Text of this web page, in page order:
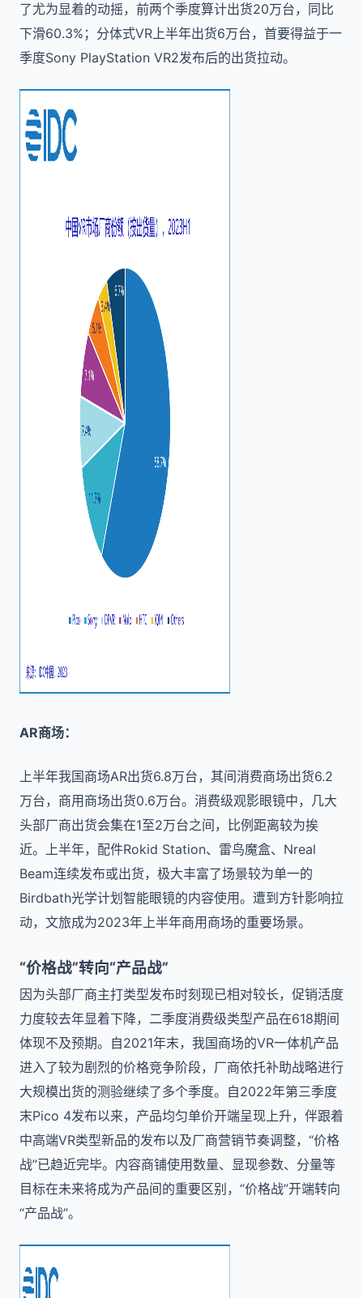
了尤为显着的动摇，前两个季度算计出货20万台，同比
下滑60.3%；分体式VR上半年出货6万台，首要得益于一
季度Sony PlayStation VR2发布后的出货拉动。
AR商场：
上半年我国商场AR出货6.8万台，其间消费商场出货6.2
万台，商用商场出货0.6万台。消费级观影眼镜中，几大
头部厂商出货会集在1至2万台之间，比例距离较为挨
近。上半年，配件Rokid Station、雷鸟魔盒、Nreal
Beam连续发布或出货，极大丰富了场景较为单一的
Birdbath光学计划智能眼镜的内容使用。遭到方针影响拉
动，文旅成为2023年上半年商用商场的重要场景。
“价格战”转向“产品战”
因为头部厂商主打类型发布时刻现已相对较长，促销活度
力度较去年显着下降，二季度消费级类型产品在618期间
体现不及预期。自2021年末，我国商场的VR一体机产品
进入了较为剧烈的价格竞争阶段，厂商依托补助战略进行
大规模出货的测验继续了多个季度。自2022年第三季度
末Pico 4发布以来，产品均匀单价开端呈现上升，伴跟着
中高端VR类型新品的发布以及厂商营销节奏调整，“价格
战”已趋近完毕。内容商铺使用数量、显现参数、分量等
目标在未来将成为产品间的重要区别，“价格战”开端转向
“产品战”。